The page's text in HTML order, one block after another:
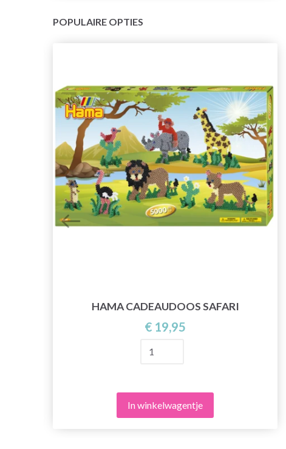
POPULAIRE OPTIES
HAMA CADEAUDOOS SAFARI
€ 19,95
In winkelwagentje